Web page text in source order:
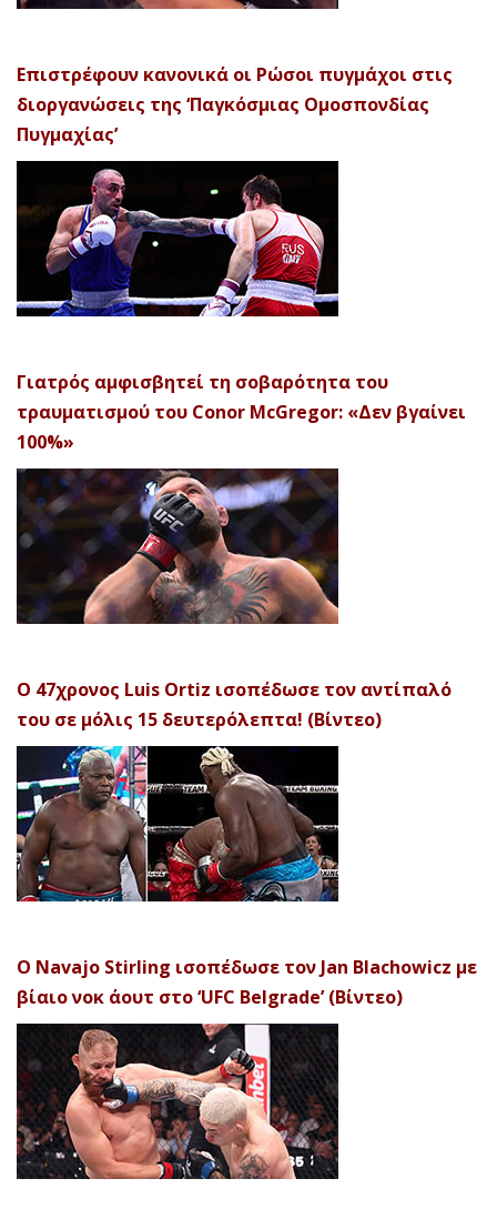
Επιστρέφουν κανονικά οι Ρώσοι πυγμάχοι στις
διοργανώσεις της ‘Παγκόσμιας Ομοσπονδίας
Πυγμαχίας’
Γιατρός αμφισβητεί τη σοβαρότητα του
τραυματισμού του Conor McGregor: «Δεν βγαίνει
100%»
Ο 47χρονος Luis Ortiz ισοπέδωσε τον αντίπαλό
του σε μόλις 15 δευτερόλεπτα! (Βίντεο)
Ο Navajo Stirling ισοπέδωσε τον Jan Blachowicz με
βίαιο νοκ άουτ στο ‘UFC Belgrade’ (Βίντεο)